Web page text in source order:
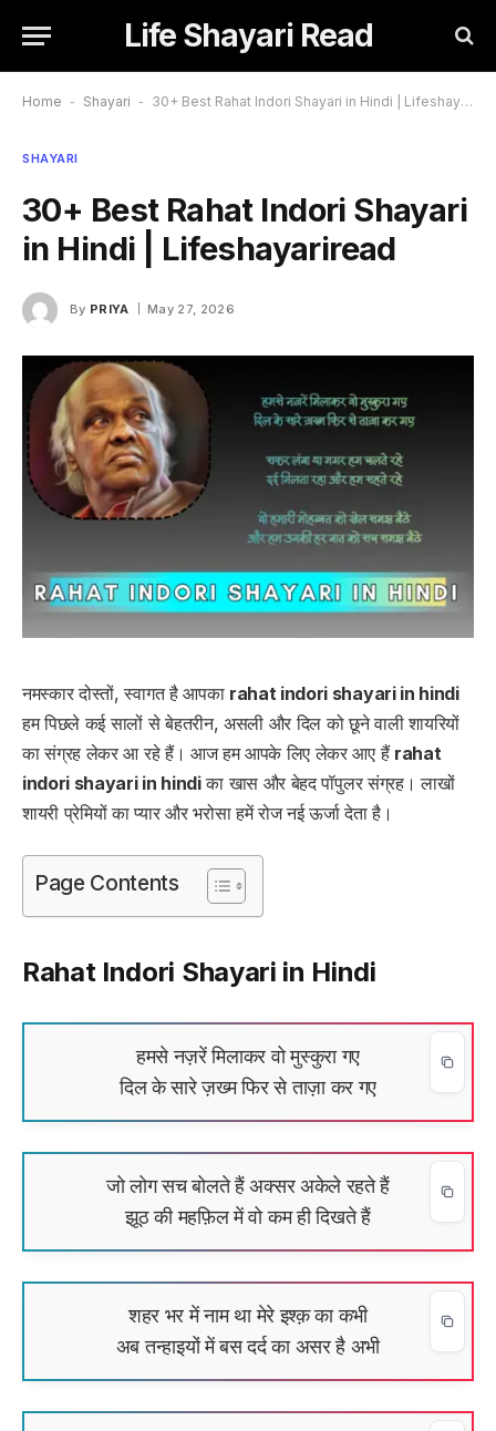
Life Shayari Read
Home - Shayari - 30+ Best Rahat Indori Shayari in Hindi | Lifeshayariread
SHAYARI
30+ Best Rahat Indori Shayari
in Hindi | Lifeshayariread
By PRIYA May 27, 2026
नमस्कार दोस्तों, स्वागत है आपका rahat indori shayari in hindi
हम पिछले कई सालों से बेहतरीन, असली और दिल को छूने वाली शायरियों
का संग्रह लेकर आ रहे हैं। आज हम आपके लिए लेकर आए हैं rahat
indori shayari in hindiका खास और बेहद पॉपुलर संग्रह। लाखों
शायरी प्रेमियों का प्यार और भरोसा हमें रोज नई ऊर्जा देता है।
Page Contents
Rahat Indori Shayari in Hindi
हमसे नज़रें मिलाकर वो मुस्कुरा गए
दिल के सारे ज़ख्म फिर से ताज़ा कर गए
जो लोग सच बोलते हैं अक्सर अकेले रहते हैं
झूठ की महफ़िल में वो कम ही दिखते हैं
शहर भर में नाम था मेरे इश्क़ का कभी
अब तन्हाइयों में बस दर्द का असर है अभी